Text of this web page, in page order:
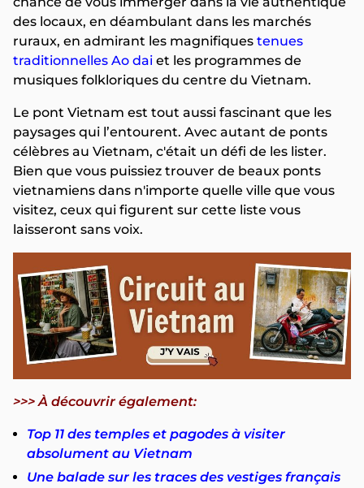
des locaux, en déambulant dans les marchés
ruraux, en admirant les magnifiques tenues
traditionnelles Ao dai et les programmes de
musiques folkloriques du centre du Vietnam.
Le pont Vietnam est tout aussi fascinant que les
paysages qui l’entourent. Avec autant de ponts
célèbres au Vietnam, c'était un défi de les lister.
Bien que vous puissiez trouver de beaux ponts
vietnamiens dans n'importe quelle ville que vous
visitez, ceux qui figurent sur cette liste vous
laisseront sans voix.
>>> À découvrir également:
Top 11 des temples et pagodes à visiter
absolument au Vietnam
Une balade sur les traces des vestiges français